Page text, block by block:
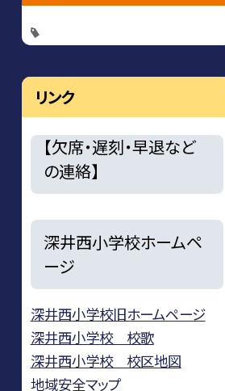
リンク
【欠席・遅刻・早退など
の連絡】
深井西小学校ホームペ
ージ
深井西小学校旧ホームページ
深井西小学校 校歌
深井西小学校 校区地図
地域安全マップ